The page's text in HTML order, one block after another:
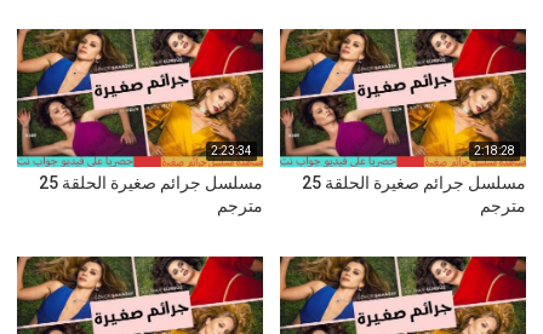
2:18:28
مسلسل جرائم صغيرة الحلقة 25
مترجم
2:23:34
مسلسل جرائم صغيرة الحلقة 25
مترجم